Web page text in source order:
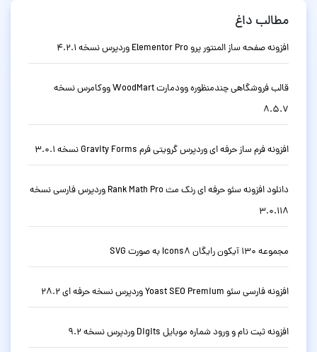
مطالب داغ
افزونه صفحه ساز المنتور پرو Elementor Pro وردپرس نسخه 4.2.1
قالب فروشگاهی چندمنظوره وودمارت WoodMart ووکامرس نسخه
8.5.7
افزونه فرم ساز حرفه ای وردپرس گرویتی فرم Gravity Forms نسخه 3.0.1
دانلود افزونه سئو حرفه ای رنک مث Rank Math Pro وردپرس فارسی نسخه
3.0.118
مجموعه 130 آیکون رایگان Icons8 به صورت SVG
افزونه فارسی سئو Yoast SEO Premium وردپرس نسخه حرفه ای 28.2
افزونه ثبت نام و ورود شماره موبایل Digits وردپرس نسخه 9.2